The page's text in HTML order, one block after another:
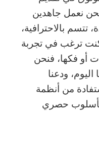
نعمل جاهدين
، تتسم بالاحترافية،
كنت ترغب في تجربة
أو فكها، فنحن
ودعنا
من أنظمة
حصري